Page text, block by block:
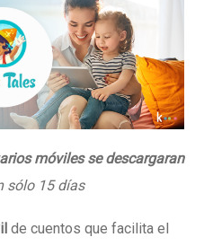
móviles se descargaran
sólo 15 días
de cuentos que facilita el